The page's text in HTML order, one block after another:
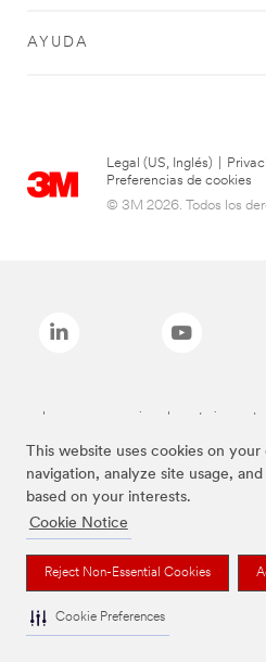
This website uses cookies on
navigation, analyze site usage,
based on your interests.
Cookie Notice
Reject Non-Essential Cookies
Cookie Preferences
AYUDA
Legal (US, Inglés)
Preferencias de cookies
© 3M 2026. Todos los
Las marcas mencionadas